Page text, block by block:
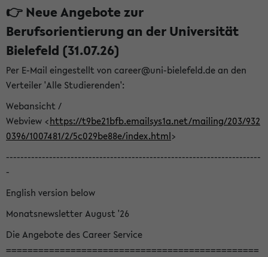
👉 Neue Angebote zur
Berufsorientierung an der Universität
Bielefeld (31.07.26)
Per E-Mail eingestellt von career@uni-bielefeld.de an den
Verteiler 'Alle Studierenden':
Webansicht /
Webview <https://t9be21bfb.emailsys1a.net/mailing/203/932
0396/1007481/2/5c029be88e/index.html>
-----------------------------------------------------------------------
-
English version below
Monatsnewsletter August '26
Die Angebote des Career Service
===============================================